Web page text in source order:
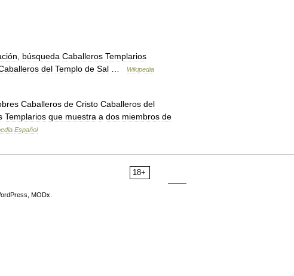
búsqueda Caballeros Templarios
del Templo de Sal
Wikipedia
Caballeros de Cristo Caballeros del
Templarios que muestra a dos miembros de
Español
18+
MODx.